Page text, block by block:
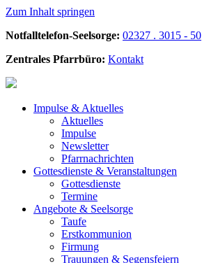
Zum Inhalt springen
Notfalltelefon-Seelsorge: 02327 . 3015 - 50
Zentrales Pfarrbüro: Kontakt
Impulse & Aktuelles
Aktuelles
Impulse
Newsletter
Pfarrnachrichten
Gottesdienste & Veranstaltungen
Gottesdienste
Termine
Angebote & Seelsorge
Taufe
Erstkommunion
Firmung
Trauungen & Segensfeiern